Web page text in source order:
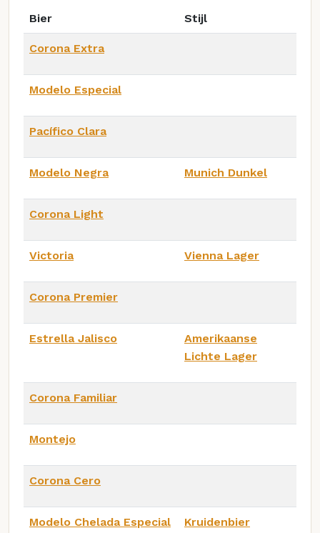
Bier Stijl
Corona Extra
Modelo Especial
Pacífico Clara
Modelo Negra Munich Dunkel
Corona Light
Victoria Vienna Lager
Corona Premier
Estrella Jalisco
Amerikaanse
Lichte Lager
Corona Familiar
Montejo
Corona Cero
Modelo Chelada Especial Kruidenbier